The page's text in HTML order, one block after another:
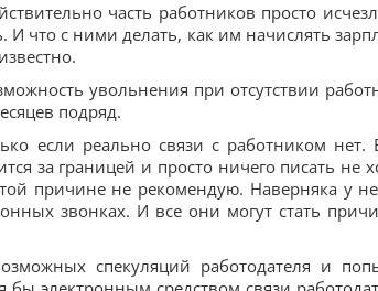
часть работников просто
что с ними делать, как им начислять
увольнения при отсутствии
подряд.
если реально связи с работником нет.
за границей и просто ничего писать не
причине не рекомендую. Наверняка у
звонках. И все они могут стать
спекуляций работодателя и